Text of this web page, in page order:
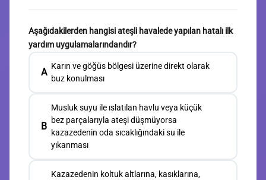
Aşağıdakilerden hangisi ateşli havalede yapılan hatalı ilk
yardım uygulamalarındandır?
A
Karın ve göğüs bölgesi üzerine direkt olarak
buz konulması
B
Musluk suyu ile ıslatılan havlu veya küçük
bez parçalarıyla ateşi düşmüyorsa
kazazedenin oda sıcaklığındaki su ile
yıkanması
Kazazedenin koltuk altlarına, kasıklarına,